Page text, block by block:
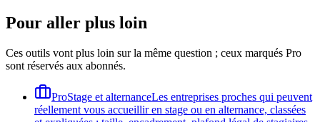
Pour aller plus loin
Ces outils vont plus loin sur la même question ; ceux marqués Pro
sont réservés aux abonnés.
ProStage et alternanceLes entreprises proches qui peuvent
réellement vous accueillir en stage ou en alternance, classées